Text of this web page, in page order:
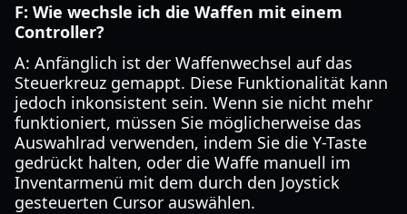
F: Wie wechsle ich die Waffen mit einem
Controller?
A: Anfänglich ist der Waffenwechsel auf das
Steuerkreuz gemappt. Diese Funktionalität kann
jedoch inkonsistent sein. Wenn sie nicht mehr
funktioniert, müssen Sie möglicherweise das
Auswahlrad verwenden, indem Sie die Y-Taste
gedrückt halten, oder die Waffe manuell im
Inventarmenü mit dem durch den Joystick
gesteuerten Cursor auswählen.